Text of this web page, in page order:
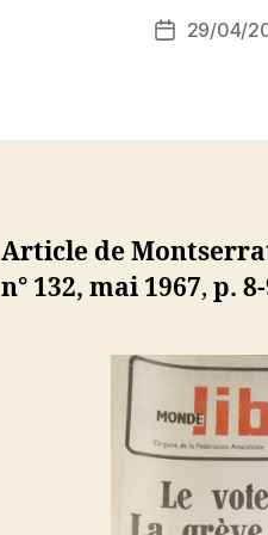
Date29/04/
Article de
n° 132, mai 1967, p.